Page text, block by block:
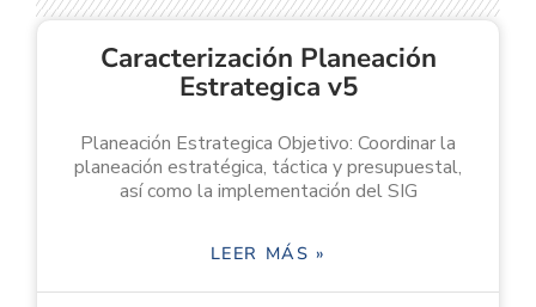
Caracterización Planeación
Estrategica v5
Planeación Estrategica Objetivo: Coordinar la
planeación estratégica, táctica y presupuestal,
así como la implementación del SIG
LEER MÁS »